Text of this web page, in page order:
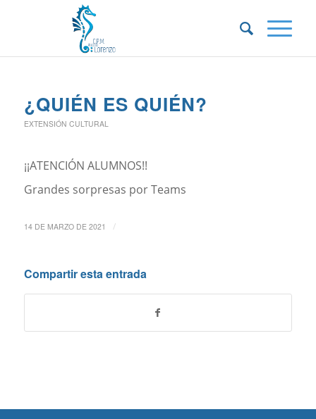
¿QUIÉN ES QUIÉN?
EXTENSIÓN CULTURAL
¡¡ATENCIÓN ALUMNOS!!
Grandes sorpresas por Teams
14 DE MARZO DE 2021 /
Compartir esta entrada